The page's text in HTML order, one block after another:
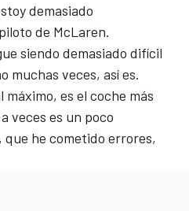
demasiado
de McLaren.
siendo demasiado difícil
muchas veces, así es.
máximo, es el coche más
veces es un poco
he cometido errores,